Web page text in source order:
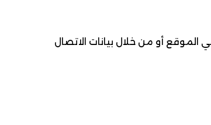
أو من خلال بيانات الاتصال